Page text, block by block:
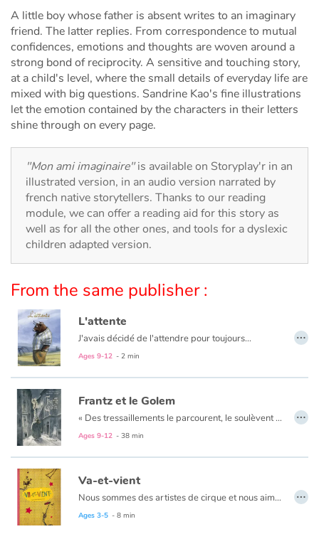
The animals
Travel, epic, investigation, adventure
Around the world
Arts, space, activities
Documentaries
With the family
At school
Festivals and events
Love and friendship
Social issues
Emotions and feelings
Formats and illustrations
Catalogue anglais
A little boy whose father is absent writes to an imaginary
friend. The latter replies. From correspondence to mutual
confidences, emotions and thoughts are woven around a
strong bond of reciprocity. A sensitive and touching story,
at a child's level, where the small details of everyday life are
mixed with big questions. Sandrine Kao's fine illustrations
let the emotion contained by the characters in their letters
shine through on every page.
"Mon ami imaginaire"is available on Storyplay'r in an
illustrated version, in an audio version narrated by
french native storytellers. Thanks to our reading
module, we can offer a reading aid for this story as
well as for all the other ones, and tools for a dyslexic
children adapted version.
From the same publisher :
L'attente
J'avais décidé de l'attendre pour toujours...
Ages 9-12 - 2 min
…
Frantz et le Golem
« Des tressaillements le parcourent, le soulèvent et il se sent comme propulsé dans les airs par une force étrange. Il ouvre les yeux et hagard regarde autour de lui.
Ages 9-12 - 38 min
…
Va-et-vient
Nous sommes des artistes de cirque et nous aimons bouger, de-ci, de-là, par ici et par là.
Ages 3-5 - 8 min
…